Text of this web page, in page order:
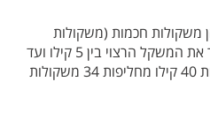
40 קילו הן משקולות חכמות (משקולות
אוניברסליות), המאפשרות לבחור את המשקל הרצוי בין 5 קילו ועד
40 קילו. זוג משקולות אוניברסליות 40 קילו מחליפות 34 משקולות